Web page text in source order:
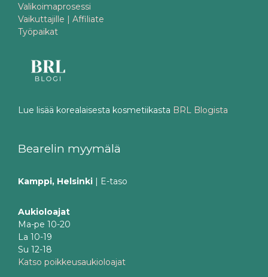
Valikoimaprosessi
Vaikuttajille | Affiliate
Työpaikat
Lue lisää korealaisesta kosmetiikasta BRL Blogista
Bearelin myymälä
Kamppi, Helsinki | E-taso
Aukioloajat
Ma-pe 10-20
La 10-19
Su 12-18
Katso poikkeusaukioloajat